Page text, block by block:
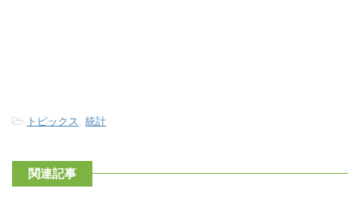
- トピックス 統計
関連記事